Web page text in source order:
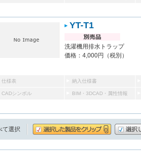
YT-T1
洗濯機用排水トラップ
価格：4,000円（税別）
仕様表 納入仕様書
CADシンボル BIM・3DCAD・属性情報
て選択